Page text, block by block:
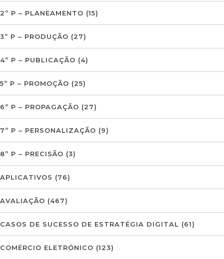
2º P – PLANEAMENTO (15)
3º P – PRODUÇÃO (27)
4º P – PUBLICAÇÃO (4)
5º P – PROMOÇÃO (25)
6º P – PROPAGAÇÃO (27)
7º P – PERSONALIZAÇÃO (9)
8º P – PRECISÃO (3)
APLICATIVOS (76)
AVALIAÇÃO (467)
CASOS DE SUCESSO DE ESTRATÉGIA DIGITAL (61)
COMÉRCIO ELETRÓNICO (123)